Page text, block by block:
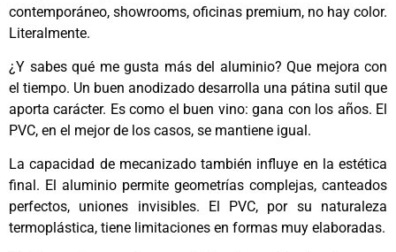
contemporáneo, showrooms, oficinas premium, no hay color.
Literalmente.
¿Y sabes qué me gusta más del aluminio? Que mejora con
el tiempo. Un buen anodizado desarrolla una pátina sutil que
aporta carácter. Es como el buen vino: gana con los años. El
PVC, en el mejor de los casos, se mantiene igual.
La capacidad de mecanizado también influye en la estética
final. El aluminio permite geometrías complejas, canteados
perfectos, uniones invisibles. El PVC, por su naturaleza
termoplástica, tiene limitaciones en formas muy elaboradas.